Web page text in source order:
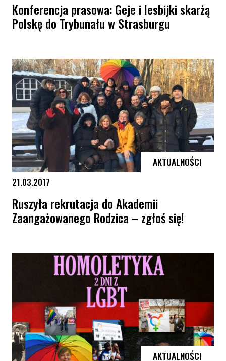
Konferencja prasowa: Geje i lesbijki skarżą
Polskę do Trybunału w Strasburgu
AKTUALNOŚCI
21.03.2017
Ruszyła rekrutacja do Akademii
Zaangażowanego Rodzica – zgłoś się!
AKTUALNOŚCI